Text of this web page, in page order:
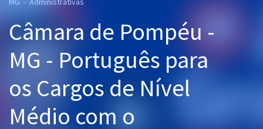
Cursos 20% OFF
Pós
Graduação
OAB
Câmara de Pompéu -
MG - Português para
os Cargos de Nível
Médio com o